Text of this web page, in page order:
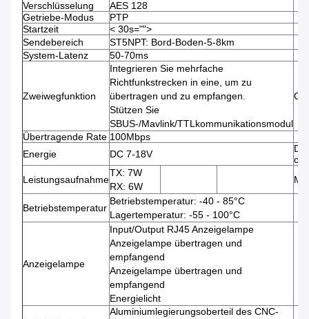
Verschlüsselung
AES 128
Getriebe-Modus
PTP
Startzeit
< 30s="">
Sendebereich
ST5NPT: Bord-Boden-5-8km
System-Latenz
50-70ms
Zweiwegfunktion
Integrieren Sie mehrfache
Richtfunkstrecken in eine, um zu
übertragen und zu empfangen.
Stützen Sie
SBUS-/Mavlink/TTLkommunikationsmodul
Übertragende Rate 100Mbps
Energie
DC 7-18V
Leistungsaufnahme
TX: 7W
RX: 6W
Betriebstemperatur
Betriebstemperatur: -40 - 85°C
Lagertemperatur: -55 - 100°C
Anzeigelampe
Input/Output RJ45 Anzeigelampe
Anzeigelampe übertragen und
empfangend
Anzeigelampe übertragen und
empfangend
Energielicht
Aluminiumlegierungsoberteil des CNC-